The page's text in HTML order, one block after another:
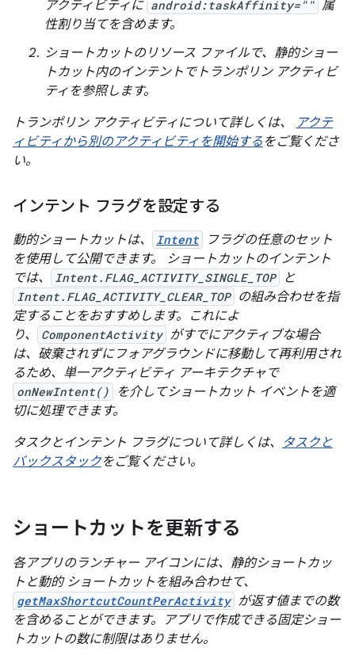
アクティビティに android:taskAffinity="" 属
性割り当てを含めます。
ショートカットのリソース ファイルで、静的ショー
トカット内のインテントでトランポリン アクティビ
ティを参照します。
トランポリン アクティビティについて詳しくは、
アクテ
ィビティから別のアクティビティを開始する をご覧くださ
い。
インテント フラグを設定する
動的ショートカットは、 Intent
フラグの任意のセット
を使用して公開できます。 ショートカットのインテント
では、
Intent.FLAG_ACTIVITY_SINGLE_TOP と
Intent.FLAG_ACTIVITY_CLEAR_TOP の組み合わせを指
定することをおすすめします。これによ
り、
ComponentActivity がすでにアクティブな場合
は、破棄されずにフォアグラウンドに移動して再利用され
るため、単一アクティビティ アーキテクチャで
onNewIntent()
を介してショートカット イベントを適
切に処理できます。
タスクとインテント フラグについて詳しくは、
タスクと
バックスタックをご覧ください。
ショートカットを更新する
各アプリのランチャー アイコンには、静的ショートカッ
トと動的 ショートカットを組み合わせて、
getMaxShortcutCountPerActivity が返す値までの数
を含めることができます。アプリで作成できる固定ショー
トカットの数に制限はありません。